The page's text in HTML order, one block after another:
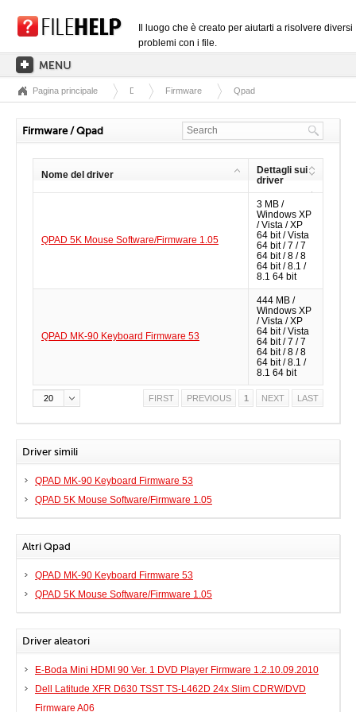
Il luogo che è creato per aiutarti a risolvere diversi
problemi con i file.
PAGINA PRINCIPALE
CATEGORIE DELLE ESTENSIONI
FILE DLL
SOFTWARE
Pagina principale Driver Firmware Qpad
Firmware / Qpad
Nome del driver
Dettagli sui
driver
QPAD 5K Mouse Software/Firmware 1.05
3 MB /
Windows XP
/ Vista / XP
64 bit / Vista
64 bit / 7 / 7
64 bit / 8 / 8
64 bit / 8.1 /
8.1 64 bit
QPAD MK-90 Keyboard Firmware 53
444 MB /
Windows XP
/ Vista / XP
64 bit / Vista
64 bit / 7 / 7
64 bit / 8 / 8
64 bit / 8.1 /
8.1 64 bit
FIRST PREVIOUS 1 NEXT LAST
20
Driver simili
QPAD MK-90 Keyboard Firmware 53
QPAD 5K Mouse Software/Firmware 1.05
Altri Qpad
QPAD MK-90 Keyboard Firmware 53
QPAD 5K Mouse Software/Firmware 1.05
Driver aleatori
E-Boda Mini HDMI 90 Ver. 1 DVD Player Firmware 1.2.10.09.2010
Dell Latitude XFR D630 TSST TS-L462D 24x Slim CDRW/DVD
Firmware A06